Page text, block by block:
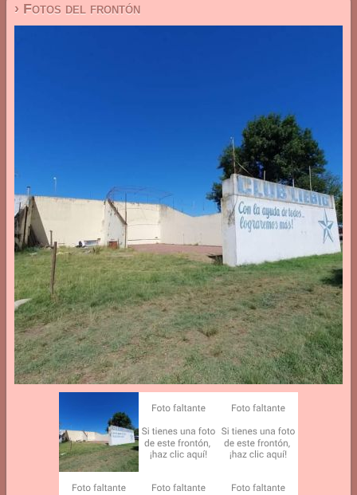
› Fotos del frontón